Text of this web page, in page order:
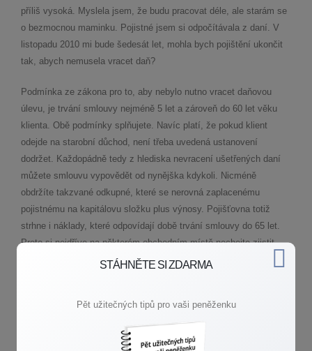
příliš vysoká. Myslela jsem, že budu pracovat déle, ale starám se
o bezmocnou maminku. Pojistné jsem si odpočítávala z daní. V
listopadu 2010 mi bude šedesát let, mohla bych pojištění ukončit
tak, abych nemusela vracet daň?
Podmínka ze zákona pro to, aby nebylo nutno vracet daňovou
úlevu, je trvání smlouvy nejméně 5 let a zároveň do 60 let věku
klienta. Obě podmínky splňujete. Navíc platí, že pokud klient
odejde na starobní důchod, není třeba uvedená ustanovení
dodržet. Každopádně tedy z hlediska nevracení ušetřených daní
můžete smlouvu vypovědět od nynějška kdykoli. Nicméně
obdržíte takzvané odkupné, které se nerovná zaplacenému
pojistnému na kapitálovu složku plus výnosy. Pojišťovna totiž
strhne i náklady, které odpovídají době trvání smlouvy do 65 let.
Proto si nejdříve na některém obchodním místě nechejte zjistit,
kolik bude odkupné činit. Pokud nebudete spokojena, informujte se
neplatila a smlouva by skončila v 65 letech; vložené prostředky by
byly zhodnocovány technickou úrokovou mírou, tj. přibližně by se
STÁHNĚTE SI ZDARMA
Pět užitečných tipů pro vaši peněženku